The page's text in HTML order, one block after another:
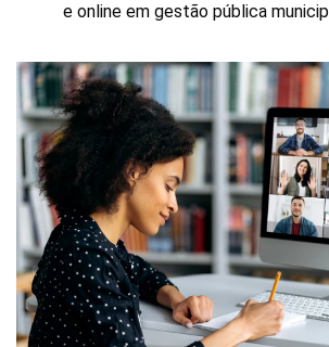
e online em gestão pública